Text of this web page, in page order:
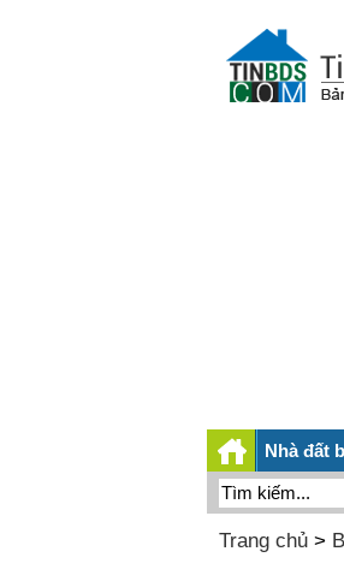
Nhà đất
Trang chủ>